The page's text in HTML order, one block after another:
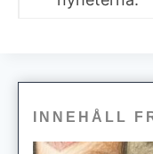
INNEHÅLL